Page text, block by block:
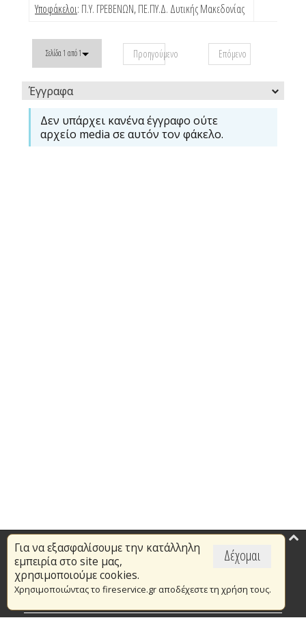
Υποφάκελοι: Π.Υ. ΓΡΕΒΕΝΩΝ,ΠΕ.ΠΥ.Δ. Δυτικής Μακεδονίας
Σελίδα 1 από 1 Προηγούμενο Επόμενο
Έγγραφα
Δεν υπάρχει κανένα έγγραφο ούτε
αρχείο media σε αυτόν τον φάκελο.
Δέχομαι
Για να εξασφαλίσουμε την κατάλληλη
εμπειρία στο site μας,
χρησιμοποιούμε cookies.
Χρησιμοποιώντας το fireservice.gr αποδέχεστε τη χρήση τους.
Επικαιρότητα
Το Πυροσβεστικό Σώμα